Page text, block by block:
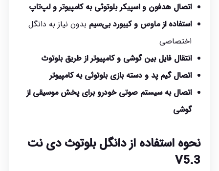
اتصال هدفون و اسپیکر بلوتوثی به کامپیوتر و لپ‌تاپ
استفاده از ماوس و کیبورد بی‌سیم بدون نیاز به دانگل
اختصاصی
انتقال فایل بین گوشی و کامپیوتر از طریق بلوتوث
اتصال گیم پد و دسته بازی بلوتوثی به کامپیوتر
اتصال به سیستم صوتی خودرو برای پخش موسیقی از
گوشی
نحوه استفاده از دانگل بلوتوث دی نت
V5.3